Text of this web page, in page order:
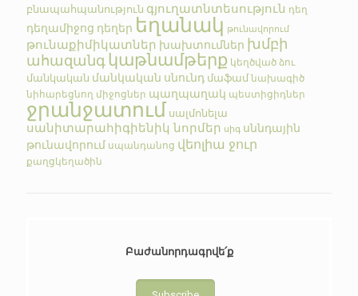
բնապահպանություն գյուղատնտեսություն դեղ
դեղամիջոց դեղեր եղանակ թունավորում
թունաքիմիկատներ խախտումներ խմբի
ահազանգկաթնամթերք կեղծված ձու
մանկական մանկական սնունդ մաֆամ նախագիծ
նիհարեցնող միջոցներ պաղպաղակ պեստիցիդներ
ջրանջատում սալմոնելա
սանիտարահիգիենիկ նորմեր սիգ սննդային
թունավորում սպանդանոց վեոլիա ջուր
քաղցկեղածին
Բաժանորդագրվե՛ք